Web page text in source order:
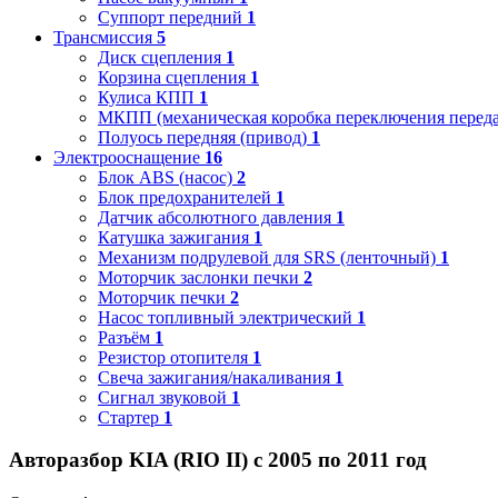
Суппорт передний 1
Трансмиссия 5
Диск сцепления 1
Корзина сцепления 1
Кулиса КПП 1
МКПП (механическая коробка переключения
Полуось передняя (привод) 1
Электрооснащение 16
Блок ABS (насос) 2
Блок предохранителей 1
Датчик абсолютного давления 1
Катушка зажигания 1
Механизм подрулевой для SRS (ленточный) 1
Моторчик заслонки печки 2
Моторчик печки 2
Насос топливный электрический 1
Разъём 1
Резистор отопителя 1
Свеча зажигания/накаливания 1
Сигнал звуковой 1
Стартер 1
Авторазбор KIA (RIO II) с 2005 по 2011 год